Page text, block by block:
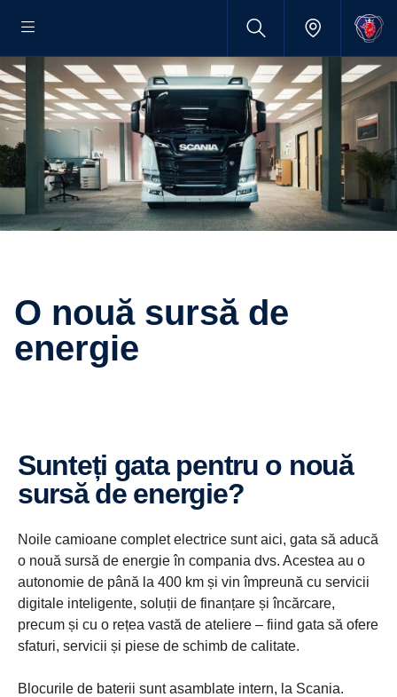
O nouă sursă de
energie
Sunteți gata pentru o nouă
sursă de energie?
Noile camioane complet electrice sunt aici, gata să aducă
o nouă sursă de energie în compania dvs. Acestea au o
autonomie de până la 400 km și vin împreună cu servicii
digitale inteligente, soluții de finanțare și încărcare,
precum și cu o rețea vastă de ateliere – fiind gata să ofere
sfaturi, servicii și piese de schimb de calitate.
Blocurile de baterii sunt asamblate intern, la Scania.